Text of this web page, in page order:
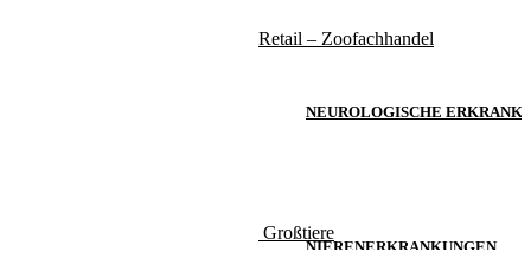
NEUROLOGISCHE
NIERENERKRANKUNGEN
Retail – Zoofachhandel
Großtiere